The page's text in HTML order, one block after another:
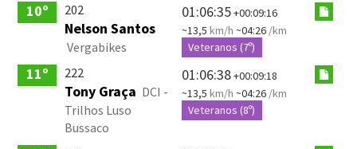
10º 202
Nelson Santos
Vergabikes
01:06:35+00:09:16
~13,5 km/h ~04:26 /km
Veteranos (7º)
11º 222
Tony Graça DCI -
Trilhos Luso
Bussaco
01:06:38+00:09:18
~13,5 km/h ~04:26 /km
Veteranos (8º)